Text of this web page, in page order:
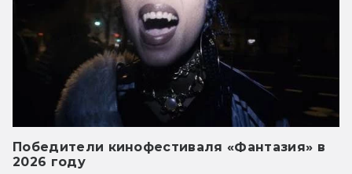
Победители кинофестиваля «Фантазия» в
2026 году